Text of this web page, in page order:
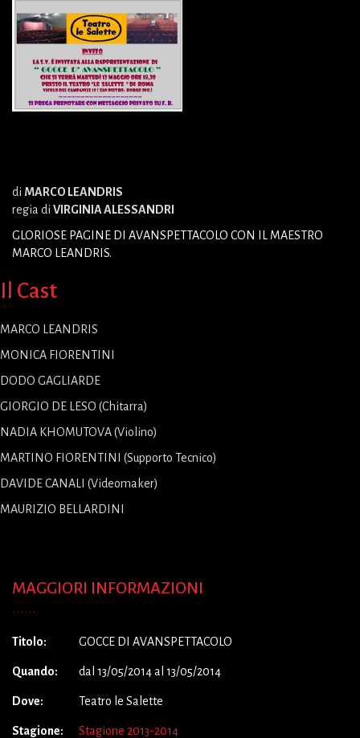
di MARCO LEANDRIS
regia di VIRGINIA ALESSANDRI
GLORIOSE PAGINE DI AVANSPETTACOLO CON IL MAESTRO
MARCO LEANDRIS.
Il Cast
MARCO LEANDRIS
MONICA FIORENTINI
DODO GAGLIARDE
GIORGIO DE LESO (Chitarra)
NADIA KHOMUTOVA (Violino)
MARTINO FIORENTINI (Supporto Tecnico)
DAVIDE CANALI (Videomaker)
MAURIZIO BELLARDINI
MAGGIORI INFORMAZIONI
Titolo: GOCCE DI AVANSPETTACOLO
Quando: dal 13/05/2014 al 13/05/2014
Dove: Teatro le Salette
Stagione: Stagione 2013-2014